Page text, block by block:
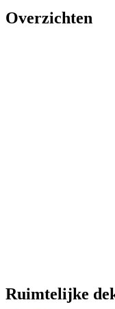
Overzichten
Ruimtelijke